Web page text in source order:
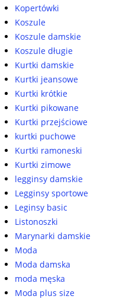
Kopertówki
Koszule
Koszule damskie
Koszule długie
Kurtki damskie
Kurtki jeansowe
Kurtki krótkie
Kurtki pikowane
Kurtki przejściowe
kurtki puchowe
Kurtki ramoneski
Kurtki zimowe
legginsy damskie
Legginsy sportowe
Leginsy basic
Listonoszki
Marynarki damskie
Moda
Moda damska
moda męska
Moda plus size